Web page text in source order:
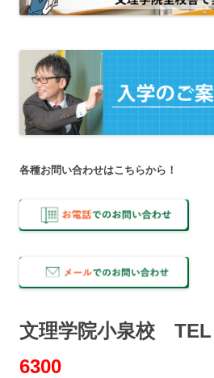
各種お問い合わせはこちらから！
文理学院小泉校 TEL
6300